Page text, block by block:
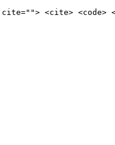
<cite> <code>